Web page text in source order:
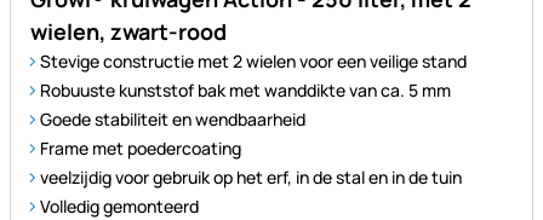
wielen, zwart-rood
Stevige constructie met 2 wielen voor een veilige stand
Robuuste kunststof bak met wanddikte van ca. 5 mm
Goede stabiliteit en wendbaarheid
Frame met poedercoating
veelzijdig voor gebruik op het erf, in de stal en in de tuin
Volledig gemonteerd